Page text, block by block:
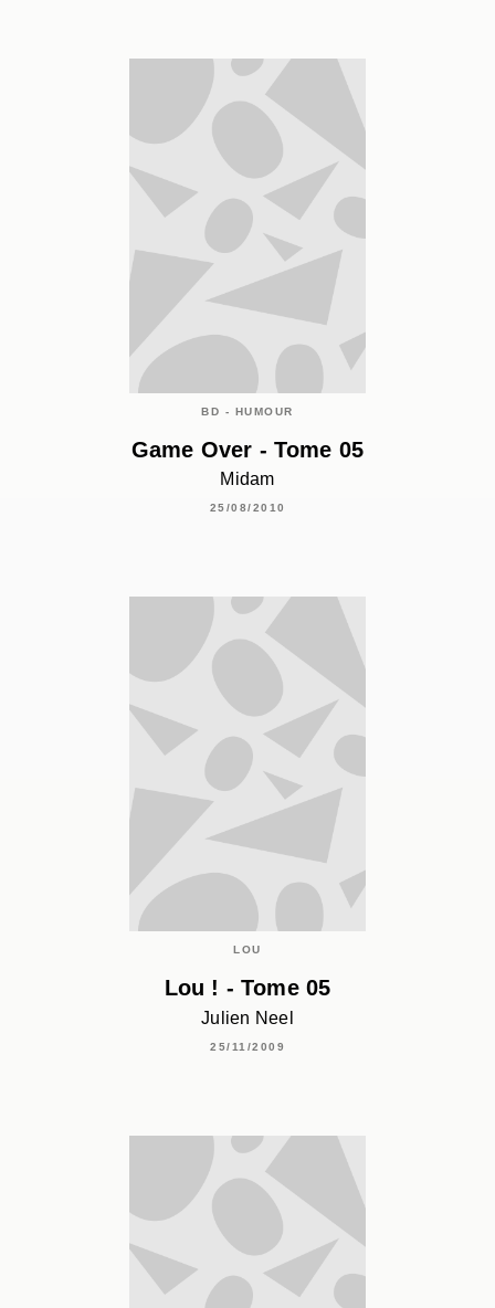
BD - HUMOUR
Game Over - Tome 05
Midam
25/08/2010
LOU
Lou ! - Tome 05
Julien Neel
25/11/2009